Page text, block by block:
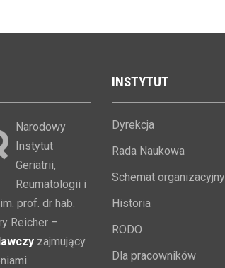
Narodowy
Instytut
Geriatrii,
Reumatologii i
prof. dr hab.
Reicher –
zajmujący
INSTYTUT
Dyrekcja
Rada Naukowa
Schemat organizacyjny
Historia
RODO
Dla pracowników